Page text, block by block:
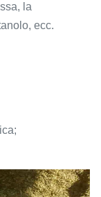
la
ecc.